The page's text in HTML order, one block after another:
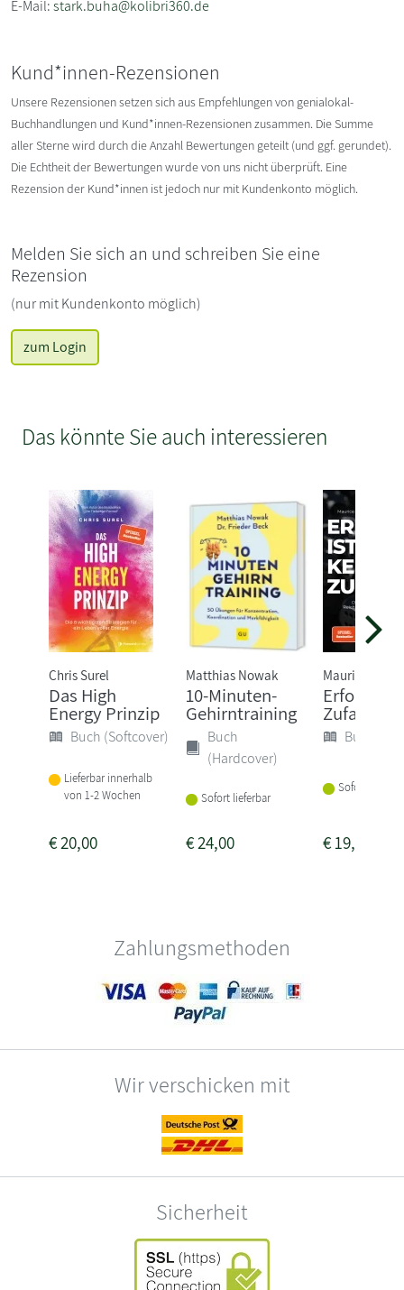
E-Mail:stark.buha@kolibri360.de
Kund*innen-Rezensionen
Unsere Rezensionen setzen sich aus Empfehlungen von genialokal-
Buchhandlungen und Kund*innen-Rezensionen zusammen. Die Summe
aller Sterne wird durch die Anzahl Bewertungen geteilt (und ggf. gerundet).
Die Echtheit der Bewertungen wurde von uns nicht überprüft. Eine
Rezension der Kund*innen ist jedoch nur mit Kundenkonto möglich.
Melden Sie sich an und schreiben Sie eine
Rezension
(nur mit Kundenkonto möglich)
zum Login
Das könnte Sie auch interessieren
Chris Surel
Das High
Energy Prinzip
Buch (Softcover)
Lieferbar innerhalb
von 1-2 Wochen
€20,00
Matthias Nowak
10-Minuten-
Gehirntraining
Buch
(Hardcover)
Sofort lieferbar
€24,00
Maurice Bork
Erfolg ist
Zufall
Buch
Sofort
€19,90
Zahlungsmethoden
Wir verschicken mit
Sicherheit